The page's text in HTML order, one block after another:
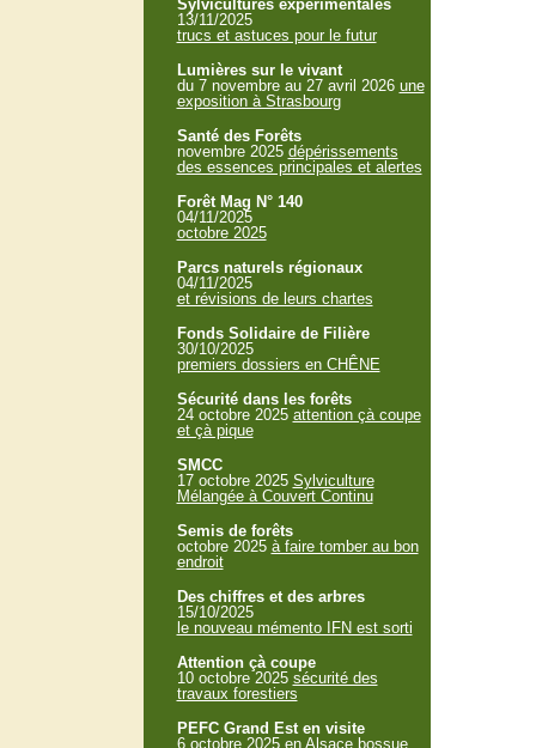
Sylvicultures expérimentales
13/11/2025
trucs et astuces pour le futur
Lumières sur le vivant
du 7 novembre au 27 avril 2026 une
exposition à Strasbourg
Santé des Forêts
novembre 2025 dépérissements
des essences principales et alertes
Forêt Mag N° 140
04/11/2025
octobre 2025
Parcs naturels régionaux
04/11/2025
et révisions de leurs chartes
Fonds Solidaire de Filière
30/10/2025
premiers dossiers en CHÊNE
Sécurité dans les forêts
24 octobre 2025 attention çà coupe
et çà pique
SMCC
17 octobre 2025 Sylviculture
Mélangée à Couvert Continu
Semis de forêts
octobre 2025 à faire tomber au bon
endroit
Des chiffres et des arbres
15/10/2025
le nouveau mémento IFN est sorti
Attention çà coupe
10 octobre 2025 sécurité des
travaux forestiers
PEFC Grand Est en visite
6 octobre 2025 en Alsace bossue